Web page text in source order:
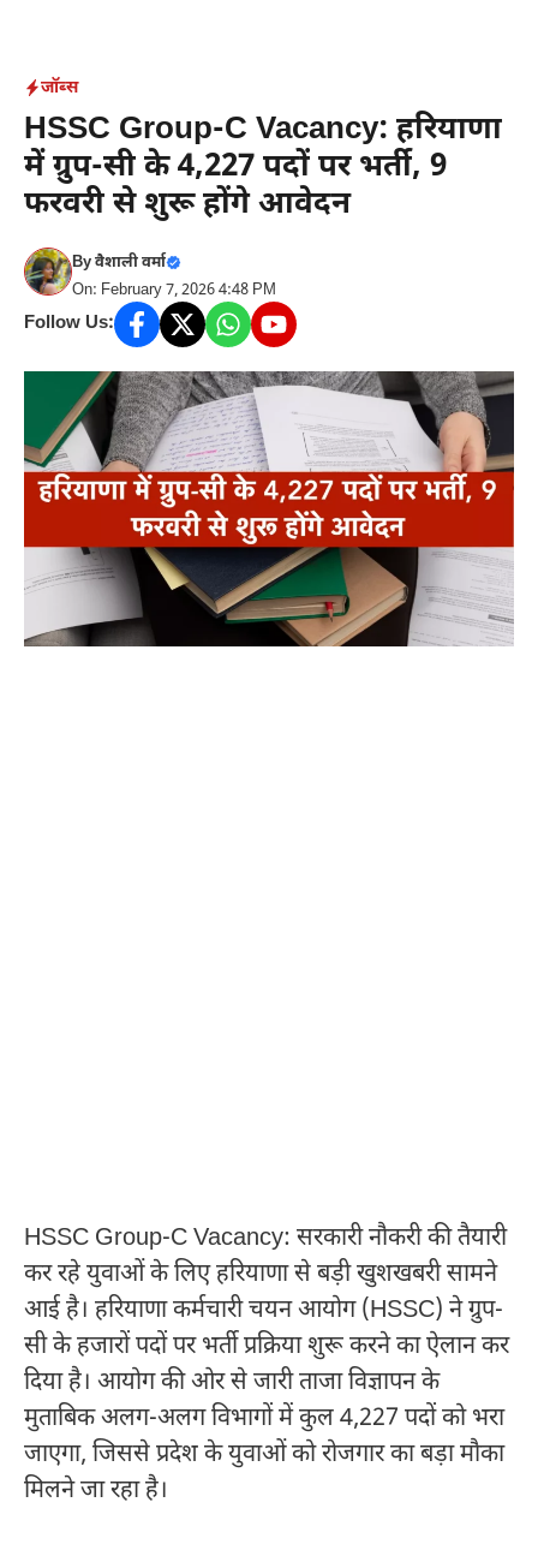
content
जॉब्स
HSSC Group-C Vacancy: हरियाणा
में ग्रुप-सी के 4,227 पदों पर भर्ती, 9
फरवरी से शुरू होंगे आवेदन
Byवैशाली वर्मा
On: February 7, 2026 4:48 PM
Follow Us:
HSSC Group-C Vacancy: सरकारी नौकरी की तैयारी
कर रहे युवाओं के लिए हरियाणा से बड़ी खुशखबरी सामने
आई है। हरियाणा कर्मचारी चयन आयोग (HSSC) ने ग्रुप-
सी के हजारों पदों पर भर्ती प्रक्रिया शुरू करने का ऐलान कर
दिया है। आयोग की ओर से जारी ताजा विज्ञापन के
मुताबिक अलग-अलग विभागों में कुल 4,227 पदों को भरा
जाएगा, जिससे प्रदेश के युवाओं को रोजगार का बड़ा मौका
मिलने जा रहा है।